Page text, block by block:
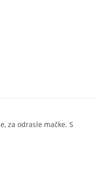
za odrasle mačke. S